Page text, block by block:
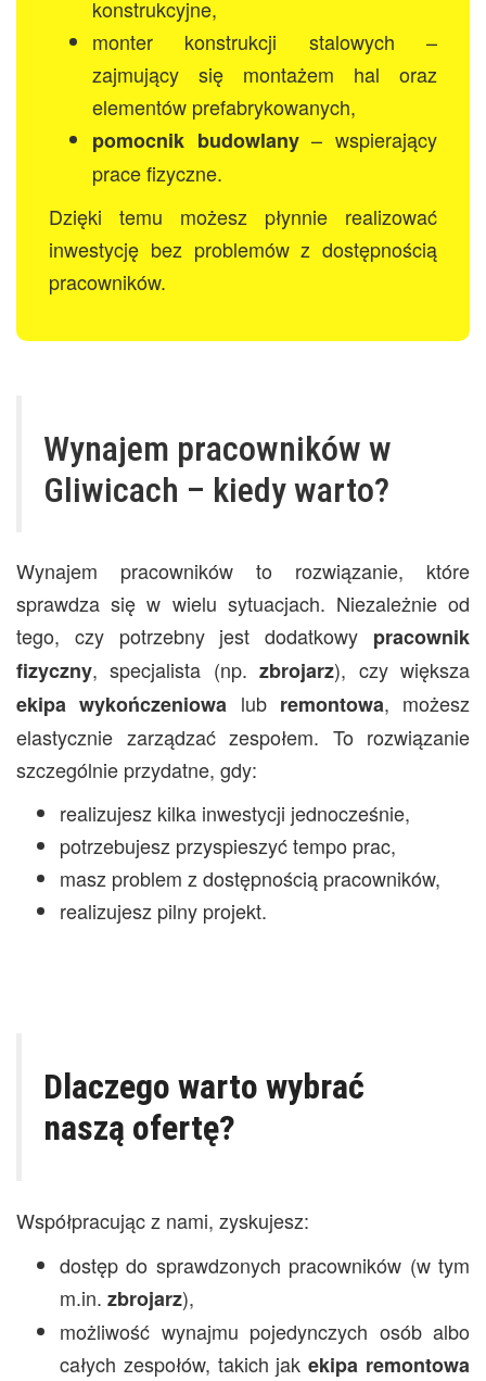
konstrukcyjne,
monter konstrukcji stalowych –
zajmujący się montażem hal oraz
elementów prefabrykowanych,
pomocnik budowlany– wspierający
prace fizyczne.
Dzięki temu możesz płynnie realizować
inwestycję bez problemów z dostępnością
pracowników.
Wynajem pracowników w
Gliwicach – kiedy warto?
Wynajem pracowników to rozwiązanie, które
sprawdza się w wielu sytuacjach. Niezależnie od
tego, czy potrzebny jest dodatkowy pracownik
fizyczny, specjalista (np.zbrojarz), czy większa
ekipa wykończeniowa lub remontowa, możesz
elastycznie zarządzać zespołem. To rozwiązanie
szczególnie przydatne, gdy:
realizujesz kilka inwestycji jednocześnie,
potrzebujesz przyspieszyć tempo prac,
masz problem z dostępnością pracowników,
realizujesz pilny projekt.
Dlaczego warto wybrać
naszą ofertę?
Współpracując z nami, zyskujesz:
dostęp do sprawdzonych pracowników (w tym
m.in. zbrojarz),
możliwość wynajmu pojedynczych osób albo
całych zespołów, takich jakekipa remontowa